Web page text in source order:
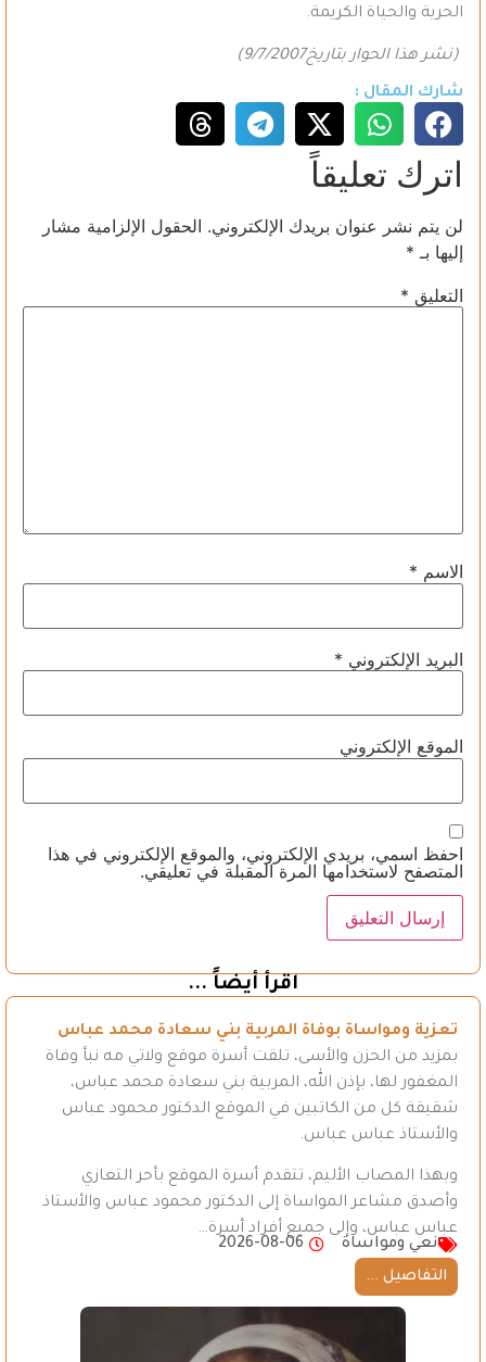
الحرية والحياة الكريمة.
(نشر هذا الحوار بتاريخ9/7/2007)
شارك المقال :
اترك تعليقاً
لن يتم نشر عنوان بريدك الإلكتروني. الحقول الإلزامية مشار
إليها بـ *
التعليق *
الاسم *
البريد الإلكتروني *
الموقع الإلكتروني
احفظ اسمي، بريدي الإلكتروني، والموقع الإلكتروني في هذا
المتصفح لاستخدامها المرة المقبلة في تعليقي.
اقرأ أيضاً ...
تعزية ومواساة بوفاة المربية بني سعادة محمد عباس
بمزيد من الحزن والأسى، تلقت أسرة موقع ولاتي مه نبأ وفاة
المغفور لها، بإذن الله، المربية بني سعادة محمد عباس،
شقيقة كل من الكاتبين في الموقع الدكتور محمود عباس
والأستاذ عباس عباس.
وبهذا المصاب الأليم، تتقدم أسرة الموقع بأحر التعازي
وأصدق مشاعر المواساة إلى الدكتور محمود عباس والأستاذ
عباس عباس، وإلى جميع أفراد أسرة…
نعي ومواساة
2026-08-06
التفاصيل ...